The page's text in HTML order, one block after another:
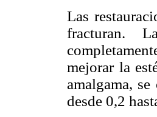
Las
fracturan.
mejorar la
amalgama,
desde 0,2